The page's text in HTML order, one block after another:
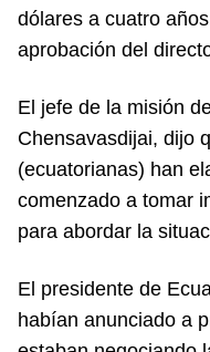
dólares a cuatro
aprobación del
El jefe de la misión
Chensavasdijai, dijo
(ecuatorianas) han
comenzado a tomar
para abordar la
El presidente de
habían anunciado a